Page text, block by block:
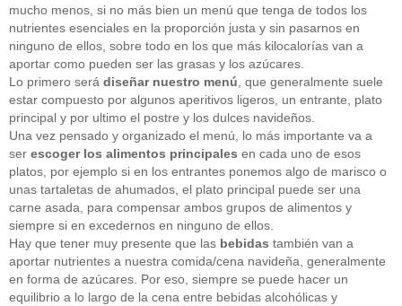
mucho menos, si no más bien un menú que tenga de todos los
nutrientes esenciales en la proporción justa y sin pasarnos en
ninguno de ellos, sobre todo en los que más kilocalorías van a
aportar como pueden ser las grasas y los azúcares.
Lo primero será diseñar nuestro menú , que generalmente suele
estar compuesto por algunos aperitivos ligeros, un entrante, plato
principal y por ultimo el postre y los dulces navideños.
Una vez pensado y organizado el menú, lo más importante va a
ser escoger los alimentos principales en cada uno de esos
platos, por ejemplo si en los entrantes ponemos algo de marisco o
unas tartaletas de ahumados, el plato principal puede ser una
carne asada, para compensar ambos grupos de alimentos y
siempre si en excedernos en ninguno de ellos.
Hay que tener muy presente que las bebidas también van a
aportar nutrientes a nuestra comida/cena navideña, generalmente
en forma de azúcares. Por eso, siempre se puede hacer un
equilibrio a lo largo de la cena entre bebidas alcohólicas y